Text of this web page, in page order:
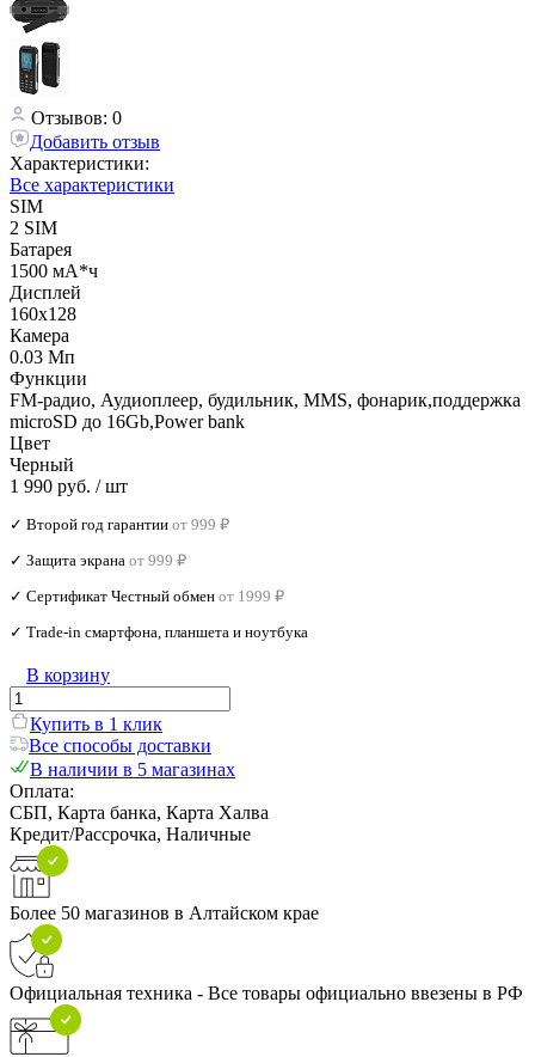
Отзывов: 0
Добавить отзыв
Характеристики:
Все характеристики
SIM
2 SIM
Батарея
1500 мА*ч
Дисплей
160х128
Камера
0.03 Мп
Функции
FM-радио, Аудиоплеер, будильник, MMS, фонарик,поддержка
microSD до 16Gb,Power bank
Цвет
Черный
1 990 руб. / шт
✓ Второй год гарантии от 999 ₽
✓ Защита экрана от 999 ₽
✓ Сертификат Честный обмен от 1999 ₽
✓ Trade‑in смартфона, планшета и ноутбука
В корзину
Купить в 1 клик
Все способы доставки
В наличии в 5 магазинах
Оплата:
СБП, Карта банка, Карта Халва
Кредит/Рассрочка, Наличные
Более 50 магазинов в Алтайском крае
Официальная техника - Все товары официально ввезены в РФ